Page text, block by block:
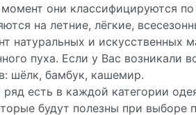
они классифицируются
на летние, лёгкие,
натуральных и искусственных
пуха. Если у Вас возникали
шёлк, бамбук, кашемир.
есть в каждой категории
будут полезны при выборе